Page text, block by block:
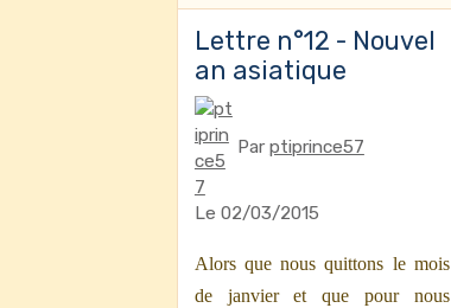
Lettre n°12 - Nouvel
an asiatique
Par ptiprince57
Le 02/03/2015
Alors que nous quittons le mois
de janvier et que pour nous